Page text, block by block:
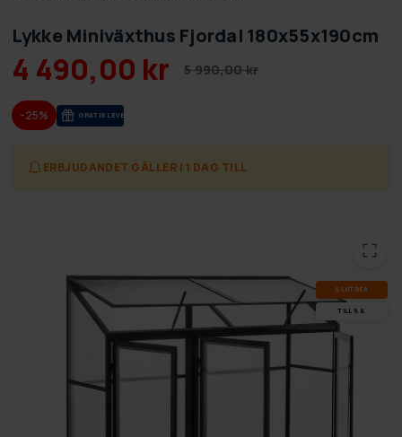
Lykke Miniväxthus Fjordal 180x55x190cm
4 490,00 kr 5 990,00 kr
-25% GRA­TIS LE­VE­RANS
ERBJUDANDET GÄLLER I 1 DAG TILL
SLUT­REA
TILL 9.8.